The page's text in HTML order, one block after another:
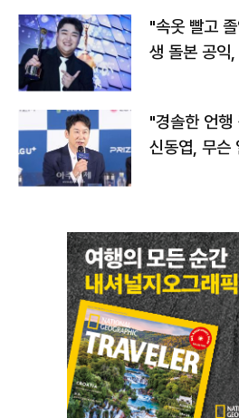
"속옷 빨고
생 돌본 공익
"경솔한 언
신동엽, 무슨